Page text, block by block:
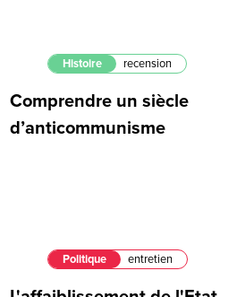
Histoire recension
Comprendre un siècle
d’anticommunisme
Politique entretien